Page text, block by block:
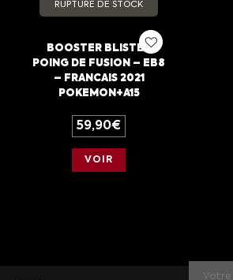
RUPTURE DE STOCK
BOOSTER BLISTER
POING DE FUSION – EB8
– FRANCAIS 2021
POKEMON+A15
59,90€
VOIR